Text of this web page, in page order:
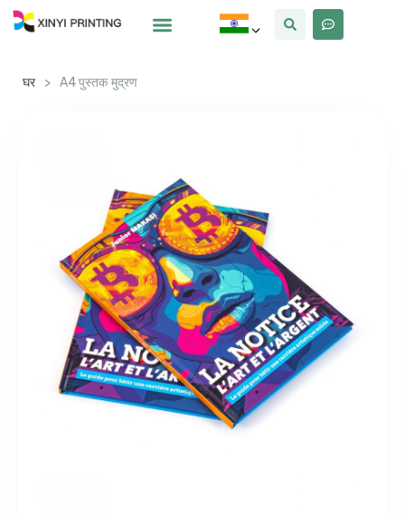
घर > A4 पुस्तक मुद्रण